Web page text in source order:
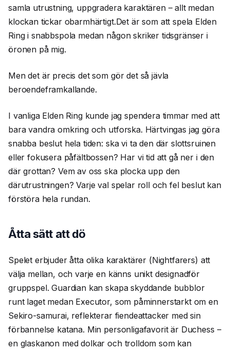
samla utrustning, uppgradera karaktären – allt medan
klockan tickar obarmhärtigt.Det är som att spela Elden
Ring i snabbspola medan någon skriker tidsgränser i
öronen på mig.
Men det är precis det som gör det så jävla
beroendeframkallande.
I vanliga Elden Ring kunde jag spendera timmar med att
bara vandra omkring och utforska. Härtvingas jag göra
snabba beslut hela tiden: ska vi ta den där slottsruinen
eller fokusera påfältbossen? Har vi tid att gå ner i den
där grottan? Vem av oss ska plocka upp den
därutrustningen? Varje val spelar roll och fel beslut kan
förstöra hela rundan.
Åtta sätt att dö
Spelet erbjuder åtta olika karaktärer (Nightfarers) att
välja mellan, och varje en känns unikt designadför
gruppspel. Guardian kan skapa skyddande bubblor
runt laget medan Executor, som påminnerstarkt om en
Sekiro-samurai, reflekterar fiendeattacker med sin
förbannelse katana. Min personligafavorit är Duchess –
en glaskanon med dolkar och trolldom som kan